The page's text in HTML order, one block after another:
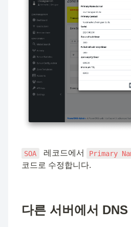
SOA
  레코드에서
Primary
코드로 수정합니다.
다른 서버에서